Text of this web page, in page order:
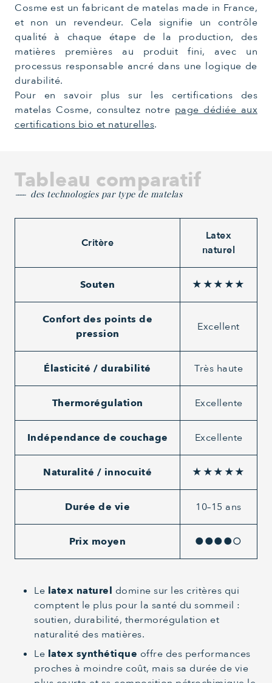
Cosme est un fabricant de matelas made in France,
et non un revendeur. Cela signifie un contrôle
qualité à chaque étape de la production, des
matières premières au produit fini, avec un
processus responsable ancré dans une logique de
durabilité.
Pour en savoir plus sur les certifications des
matelas Cosme, consultez notre page dédiée aux
certifications bio et naturelles.
Tableau comparatif
des technologies par type de matelas
Critère
Latex
naturel
Souten ★★★★★
Confort des points de
pression
Excellent
Élasticité / durabilité Très haute
Thermorégulation Excellente
Indépendance de couchage Excellente
Naturalité / innocuité ★★★★★
Durée de vie 10–15 ans
Prix moyen ●●●●○
Le latex naturel domine sur les critères qui
comptent le plus pour la santé du sommeil :
soutien, durabilité, thermorégulation et
naturalité des matières.
Le latex synthétique offre des performances
proches à moindre coût, mais sa durée de vie